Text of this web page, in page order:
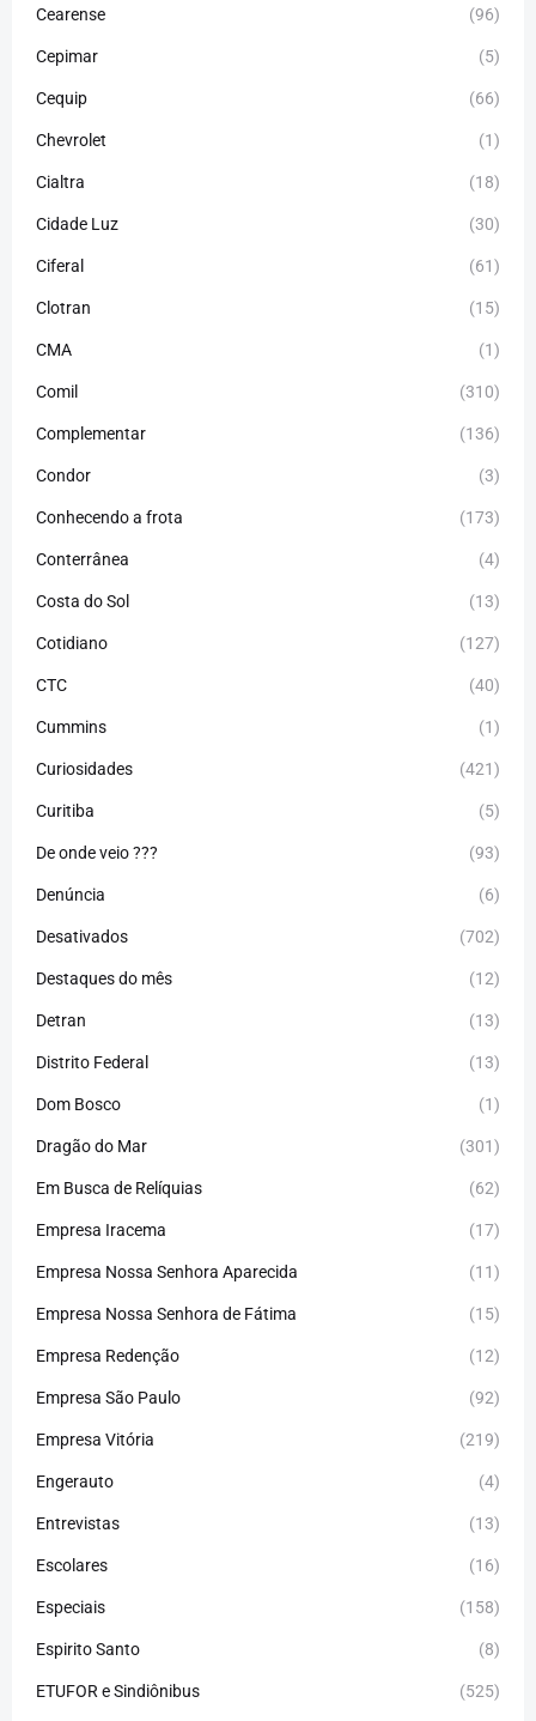
Cearense (96)
Cepimar (5)
Cequip (66)
Chevrolet (1)
Cialtra (18)
Cidade Luz (30)
Ciferal (61)
Clotran (15)
CMA (1)
Comil (310)
Complementar (136)
Condor (3)
Conhecendo a frota (173)
Conterrânea (4)
Costa do Sol (13)
Cotidiano (127)
CTC (40)
Cummins (1)
Curiosidades (421)
Curitiba (5)
De onde veio ??? (93)
Denúncia (6)
Desativados (702)
Destaques do mês (12)
Detran (13)
Distrito Federal (13)
Dom Bosco (1)
Dragão do Mar (301)
Em Busca de Relíquias (62)
Empresa Iracema (17)
Empresa Nossa Senhora Aparecida (11)
Empresa Nossa Senhora de Fátima (15)
Empresa Redenção (12)
Empresa São Paulo (92)
Empresa Vitória (219)
Engerauto (4)
Entrevistas (13)
Escolares (16)
Especiais (158)
Espirito Santo (8)
ETUFOR e Sindiônibus (525)